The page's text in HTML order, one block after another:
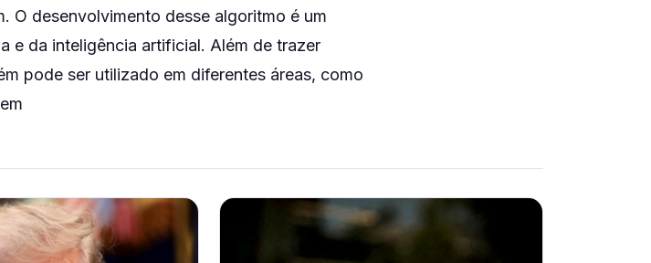
O desenvolvimento desse algoritmo é um
e da inteligência artificial. Além de trazer
pode ser utilizado em diferentes áreas, como